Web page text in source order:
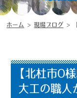
ホーム >現場ブログ >
【北杜市O
大工の職人